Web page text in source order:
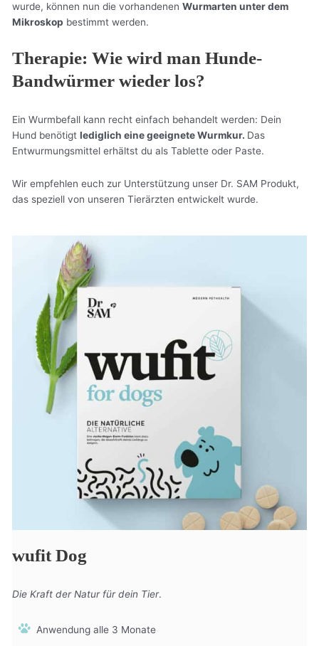
wurde, können nun die vorhandenenWurmarten unter dem
Mikroskop bestimmt werden.
Therapie: Wie wird man Hunde-
Bandwürmer wieder los?
Ein Wurmbefall kann recht einfach behandelt werden: Dein
Hund benötigtlediglich eine geeignete Wurmkur. Das
Entwurmungsmittel erhältst du als Tablette oder Paste.
Wir empfehlen euch zur Unterstützung unser Dr. SAM Produkt,
das speziell von unseren Tierärzten entwickelt wurde.
wufit Dog
Die Kraft der Natur für dein Tier.
Anwendung alle 3 Monate